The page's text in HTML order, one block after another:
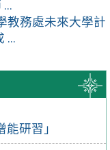
研習」
教務處未來大學計
...